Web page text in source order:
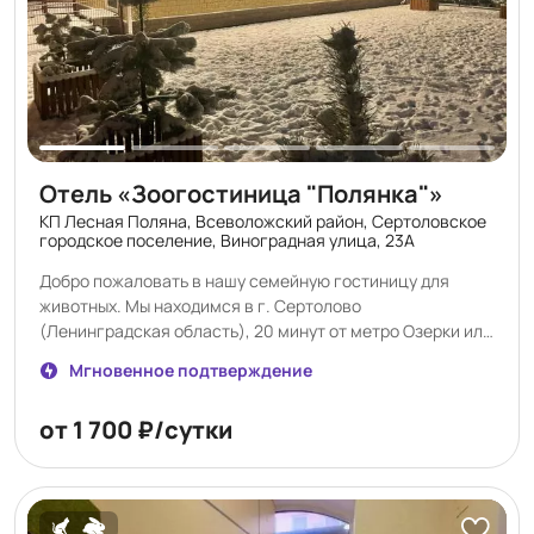
время
Отель «Зоогостиница "Полянка"»
КП Лесная Поляна, Всеволожский район, Сертоловское
городское поселение, Виноградная улица, 23А
Добро пожаловать в нашу семейную гостиницу для
животных. Мы находимся в г. Сертолово
(Ленинградская область), 20 минут от метро Озерки или
и кошечки, кролики, хомячки, другие … будут жить в
наемных работников. За животными ухаживают только
наших клиентах, качестве услуг!!! Это очень важно и
ответственно для нас! У нас просторные вольеры-
Мгновенное подтверждение
от 1 700 ₽/сутки